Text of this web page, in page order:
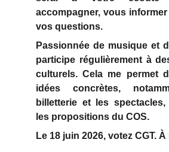
accompagner, vous
vos questions.
Passionnée de musique et
participe régulièrement à
culturels. Cela me permet
idées concrètes,
billetterie et les
les propositions du COS.
Le 18 juin 2026, votez CGT.